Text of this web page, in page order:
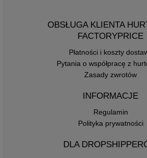
OBSŁUGA KLIENTA
FACTORYPRICE
Płatności i koszty
Pytania o współpracę z
Zasady zwrotów
INFORMACJE
Regulamin
Polityka prywatności
DLA